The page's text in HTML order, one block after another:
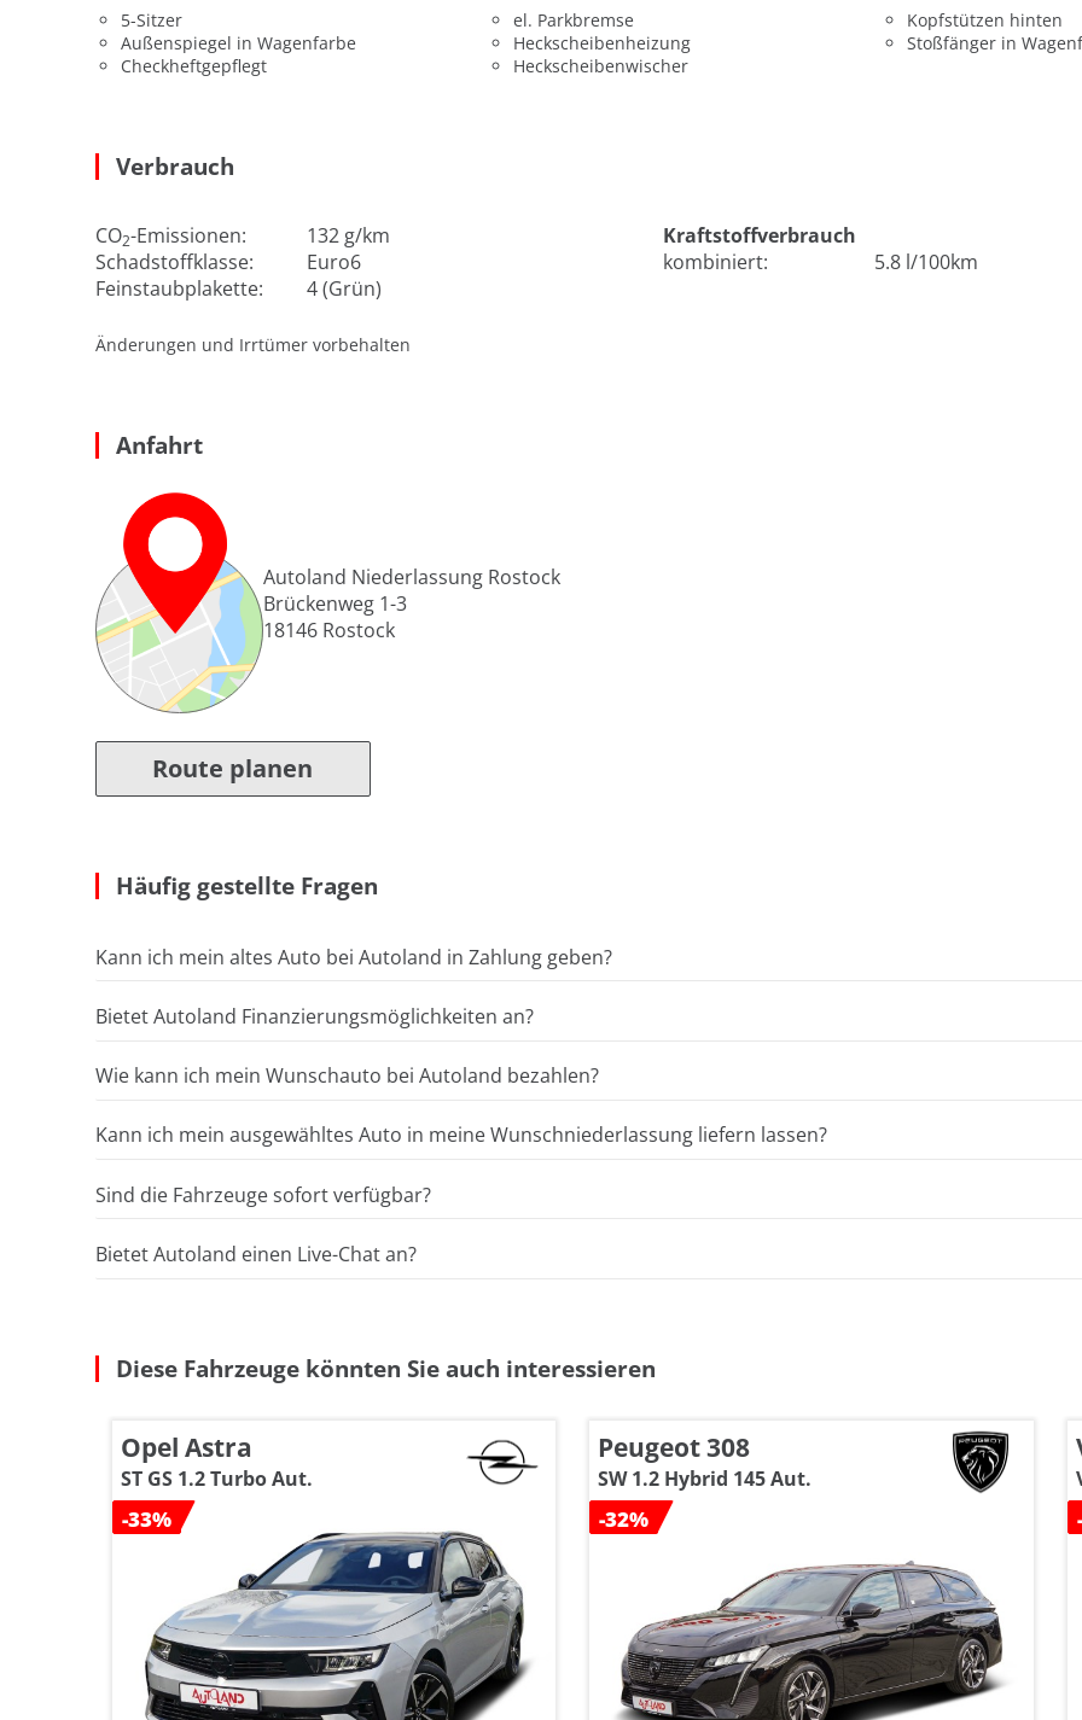
5-Sitzer
Außenspiegel in Wagenfarbe
Checkheftgepflegt
el. Parkbremse
Heckscheibenheizung
Heckscheibenwischer
Kopfstützen hinten
Stoßfänger in
Verbrauch
CO2-Emissionen:
132 g/km
Schadstoffklasse:
Euro6
Feinstaubplakette:
4 (Grün)
Kraftstoffverbrauch
kombiniert:
5.8 l/100km
Änderungen und Irrtümer vorbehalten
Anfahrt
Autoland Niederlassung Rostock
Brückenweg 1-3
18146 Rostock
Route planen
Häufig gestellte Fragen
Kann ich mein altes Auto bei Autoland in Zahlung geben?
Bietet Autoland Finanzierungsmöglichkeiten an?
Wie kann ich mein Wunschauto bei Autoland bezahlen?
Kann ich mein ausgewähltes Auto in meine Wunschniederlassung liefern lassen?
Sind die Fahrzeuge sofort verfügbar?
Bietet Autoland einen Live-Chat an?
Diese Fahrzeuge könnten Sie auch interessieren
Opel Astra
ST GS 1.2 Turbo Aut.
-33%
Peugeot 308
SW 1.2 Hybrid 145 Aut.
-32%